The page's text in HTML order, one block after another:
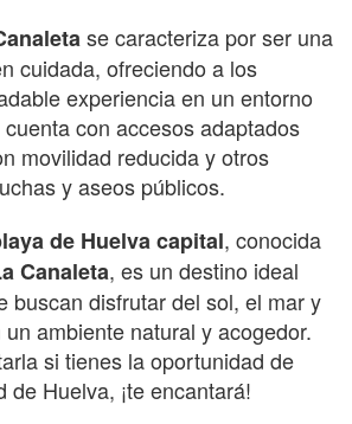
se caracteriza por ser una
cuidada, ofreciendo a los
experiencia en un entorno
con accesos adaptados
movilidad reducida y otros
y aseos públicos.
de Huelva capital, conocida
Canaleta, es un destino ideal
buscan disfrutar del sol, el mar y
ambiente natural y acogedor.
si tienes la oportunidad de
de Huelva, ¡te encantará!